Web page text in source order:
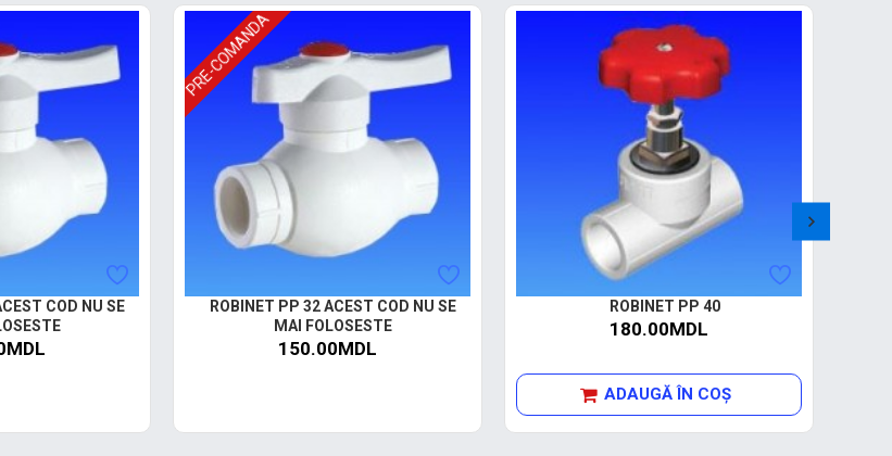
COD NU SE
PRE-COMANDA
ROBINET PP 32 ACEST COD NU SE
MAI FOLOSESTE
150.00MDL
ROBINET PP 40
180.00MDL
ADAUGĂ ÎN COŞ